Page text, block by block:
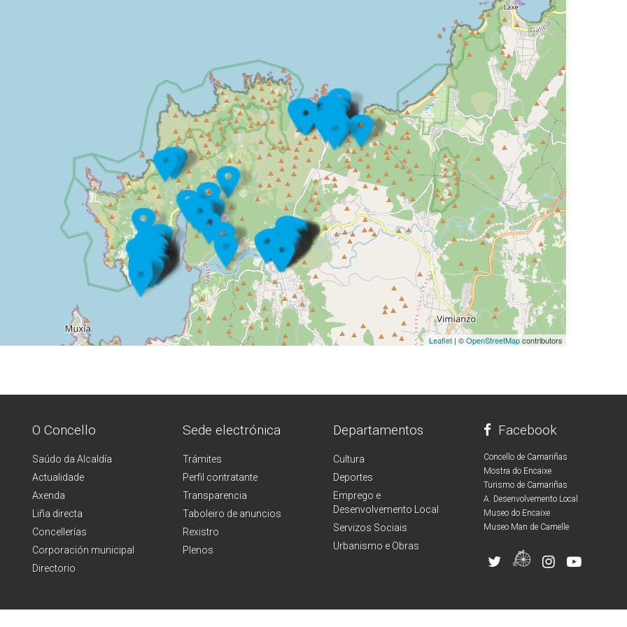
Leaflet | ©OpenStreetMapcontributors
O Concello
Saúdo da Alcaldía
Actualidade
Axenda
Liña directa
Concellerías
Corporación municipal
Directorio
Sede electrónica
Trámites
Perfil contratante
Transparencia
Taboleiro de anuncios
Rexistro
Plenos
Departamentos
Cultura
Deportes
Emprego e
Desenvolvemento Local
Servizos Sociais
Urbanismo e Obras
Facebook
Concello de Camariñas
Mostra do Encaixe
Turismo de Camariñas
A. Desenvolvemento Local
Museo do Encaixe
Museo Man de Camelle